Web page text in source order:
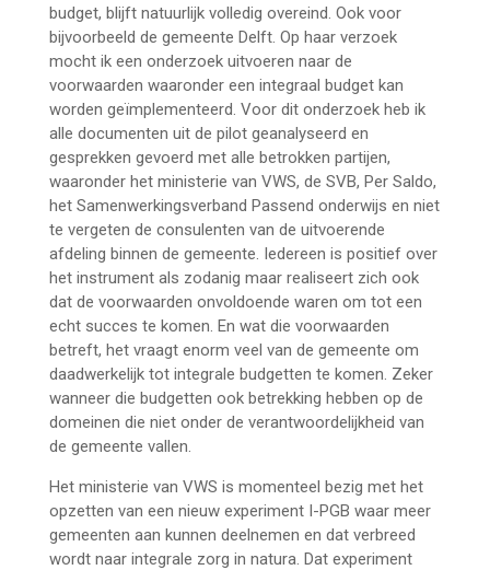
budget, blijft natuurlijk volledig overeind. Ook voor
bijvoorbeeld de gemeente Delft. Op haar verzoek
mocht ik een onderzoek uitvoeren naar de
voorwaarden waaronder een integraal budget kan
worden geïmplementeerd. Voor dit onderzoek heb ik
alle documenten uit de pilot geanalyseerd en
gesprekken gevoerd met alle betrokken partijen,
waaronder het ministerie van VWS, de SVB, Per Saldo,
het Samenwerkingsverband Passend onderwijs en niet
te vergeten de consulenten van de uitvoerende
afdeling binnen de gemeente. Iedereen is positief over
het instrument als zodanig maar realiseert zich ook
dat de voorwaarden onvoldoende waren om tot een
echt succes te komen. En wat die voorwaarden
betreft, het vraagt enorm veel van de gemeente om
daadwerkelijk tot integrale budgetten te komen. Zeker
wanneer die budgetten ook betrekking hebben op de
domeinen die niet onder de verantwoordelijkheid van
de gemeente vallen.
Het ministerie van VWS is momenteel bezig met het
opzetten van een nieuw experiment I-PGB waar meer
gemeenten aan kunnen deelnemen en dat verbreed
wordt naar integrale zorg in natura. Dat experiment